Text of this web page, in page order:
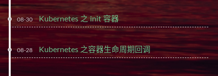
08-30 Kubernetes 之 init 容器
08-28 Kubernetes 之容器生命周期回调